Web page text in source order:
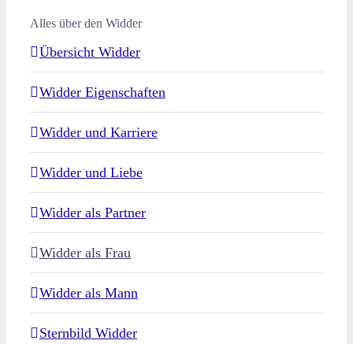
Alles über den Widder
Übersicht Widder
Widder Eigenschaften
Widder und Karriere
Widder und Liebe
Widder als Partner
Widder als Frau
Widder als Mann
Sternbild Widder